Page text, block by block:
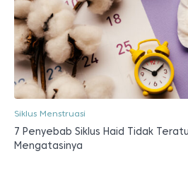
Siklus Menstruasi
7 Penyebab Siklus Haid Tidak
Mengatasinya